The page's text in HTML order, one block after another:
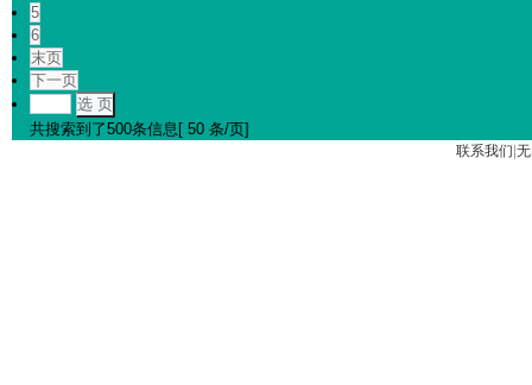
5
6
末页
下一页
选 页
共搜索到了500条信息[ 50 条/页]
联系我们